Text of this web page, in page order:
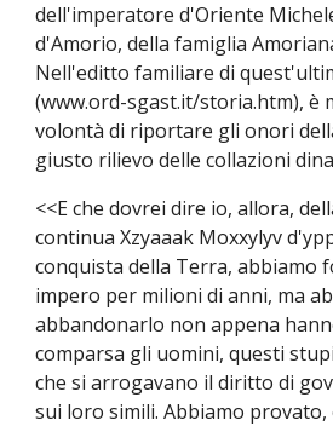
dell'imperatore d'Oriente
d'Amorio, della famiglia
Nell'editto familiare di
(www.ord-sgast.it/storia.htm), è
volontà di riportare gli onori
giusto rilievo delle collazioni
<<E che dovrei dire io, allora,
continua Xzyaaak Moxxylyv
conquista della Terra, abbiamo
impero per milioni di anni, ma
abbandonarlo non appena
comparsa gli uomini, questi
che si arrogavano il diritto di
sui loro simili. Abbiamo